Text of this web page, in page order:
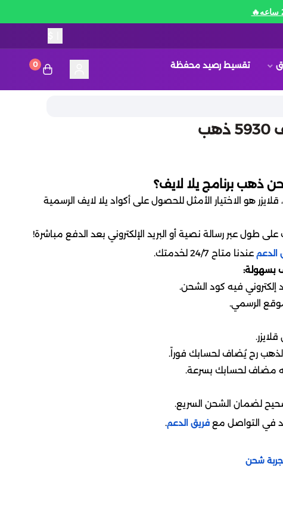
تقسيط رصيد محفظة 0
ذهب برنامج يلا لايف؟
هو الاختيار الأمثل للحصول على أكواد يلا لايف الرسمية
طول عبر رسالة نصية أو البريد الإلكتروني بعد الدفع مباشرة!
الدعم عندنا متاح 24/7 لخدمتك.
بسهولة:
إلكتروني فيه كود الشحن.
مضاف لحسابك بسرعة.
لضمان الشحن السريع.
في التواصل مع فريق الدعم.
شحن